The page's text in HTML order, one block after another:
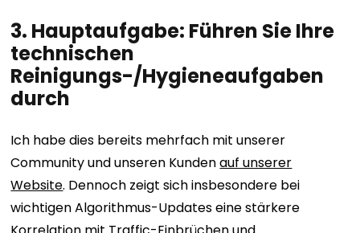
3. Hauptaufgabe: Führen Sie Ihre
technischen
Reinigungs-/Hygieneaufgaben
durch
Ich habe dies bereits mehrfach mit unserer
Community und unseren Kundenauf unserer
Website. Dennoch zeigt sich insbesondere bei
wichtigen Algorithmus-Updates eine stärkere